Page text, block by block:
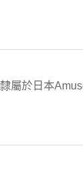
屬於日本